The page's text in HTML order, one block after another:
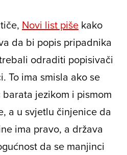
Novi list piše kako
da bi popis pripadnika
odraditi popisivači
To ima smisla ako se
jezikom i pismom
a u svjetlu činjenice da
ima pravo, a država
da se manjinci